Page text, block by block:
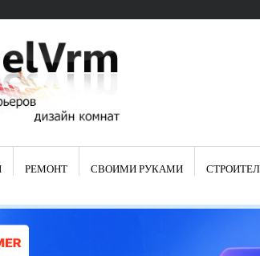
Свежие записи
Японские кухонные
Элитные кухни:
Элитная посуда для
Шкаф-пенал для
РЕМОНТ СВОИМИ РУКАМИ